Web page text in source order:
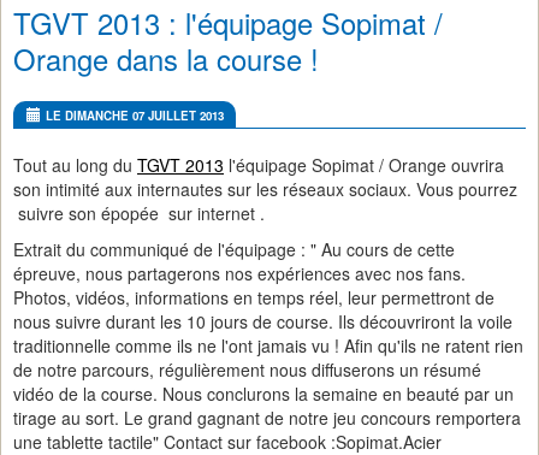
TGVT 2013 : l'équipage Sopimat /
Orange dans la course !
LE DIMANCHE 07 JUILLET 2013
Tout au long du TGVT 2013 l'équipage Sopimat / Orange ouvrira
son intimité aux internautes sur les réseaux sociaux. Vous pourrez
suivre son épopée sur internet .
Extrait du communiqué de l'équipage : " Au cours de cette
épreuve, nous partagerons nos expériences avec nos fans.
Photos, vidéos, informations en temps réel, leur permettront de
nous suivre durant les 10 jours de course. Ils découvriront la voile
traditionnelle comme ils ne l'ont jamais vu ! Afin qu'ils ne ratent rien
de notre parcours, régulièrement nous diffuserons un résumé
vidéo de la course. Nous conclurons la semaine en beauté par un
tirage au sort. Le grand gagnant de notre jeu concours remportera
une tablette tactile" Contact sur facebook :Sopimat.Acier